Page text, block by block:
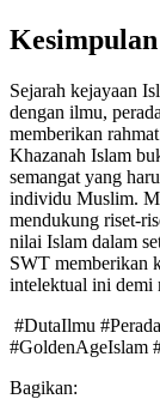
Sejarah kejayaan
dengan ilmu,
memberikan
Khazanah Islam
semangat yang
individu Muslim.
mendukung riset-
nilai Islam dalam
SWT memberikan
intelektual ini demi
#DutaIlmu
#GoldenAgeIslam
Bagikan: